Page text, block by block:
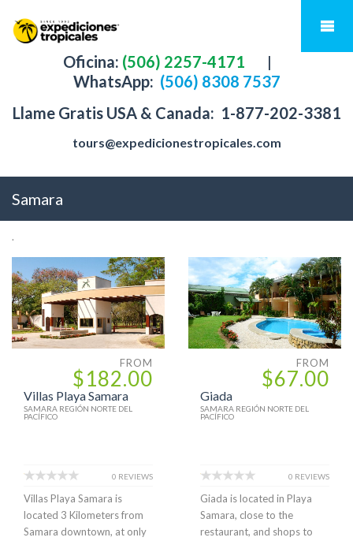
Oficina: (506) 2257-4171
|
WhatsApp: (506) 8308 7537
Llame Gratis USA & Canada: 1-877-202-3381
tours@expedicionestropicales.com
Samara
.
FROM
$182.00
Villas Playa Samara
SAMARA REGIÓN NORTE DEL
PACÍFICO
0 REVIEWS
Villas Playa Samara is
located 3 Kilometers from
Samara downtown, at only
FROM
$67.00
Giada
SAMARA REGIÓN NORTE DEL
PACÍFICO
0 REVIEWS
Giada is located in Playa
Samara, close to the
restaurant, and shops to